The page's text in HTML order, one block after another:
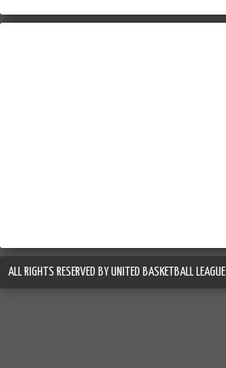
ALL RIGHTS RESERVED BY UNITED BASKETBALL LEAGUE